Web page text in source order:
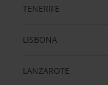
TENERIFE
LISBONA
LANZAROTE